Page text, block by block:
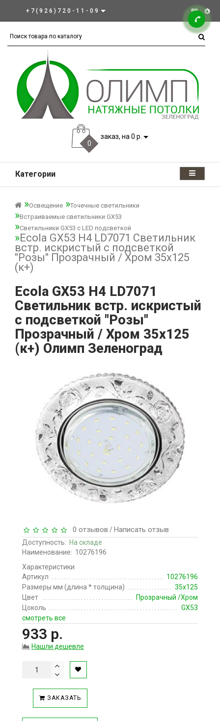
+7(926)720-11-09
0
заказ, на 0 р.
Категории
Освещение
Точечные светильники
Встраиваемые светильники GX53
Светильники GX53 с LED подсветкой
Ecola GX53 H4 LD7071 Светильник
встр. искристый с подсветкой
"Розы" Прозрачный / Хром 35x125
(к+)
Ecola GX53 H4 LD7071
Светильник встр. искристый
с подсветкой "Розы"
Прозрачный / Хром 35x125
(к+) Олимп Зеленоград
0 отзывов /Написать отзыв
Доступность: На складе
Наименование: 10276196
Характеристики
Артикул
10276196
Размеры мм (длина * толщина)
35x125
Цвет
Прозрачный /Хром
Цоколь
GX53
смотреть все
933 р.
Нашли дешевле
ЗАКАЗАТЬ